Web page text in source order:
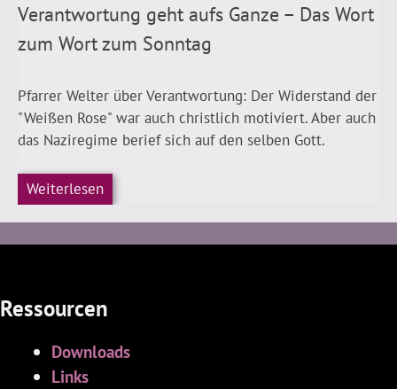
Verantwortung geht aufs Ganze – Das Wort
zum Wort zum Sonntag
Pfarrer Welter über Verantwortung: Der Widerstand der
"Weißen Rose" war auch christlich motiviert. Aber auch
das Naziregime berief sich auf den selben Gott.
Weiterlesen
Ressourcen
Downloads
Links